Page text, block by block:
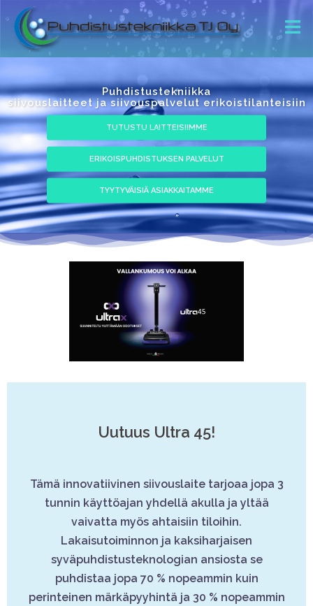
Puhdistustekniikka
siivouslaitteet ja siivouspalvelut erikoistilanteisiin
TUTUSTU LAITTEISIIMME
ERIKOISPUHDISTUKSEN PALVELUT
TYYTYVÄISIÄ ASIAKKAITAMME
Uutuus Ultra 45!
Tämä innovatiivinen siivouslaite tarjoaa jopa 3
tunnin käyttöajan yhdellä akulla ja yltää
vaivatta myös ahtaisiin tiloihin.
Lakaisutoiminnon ja kaksiharjaisen
syväpuhdistusteknologian ansiosta se
puhdistaa jopa 70 % nopeammin kuin
perinteinen märkäpyyhintä ja 30 % nopeammin